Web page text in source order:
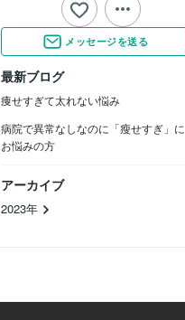
メッセージを送る
最新ブログ
痩せすぎて太れない悩み
病院で異常なしなのに「瘦せすぎ」に
お悩みの方
アーカイブ
2023年